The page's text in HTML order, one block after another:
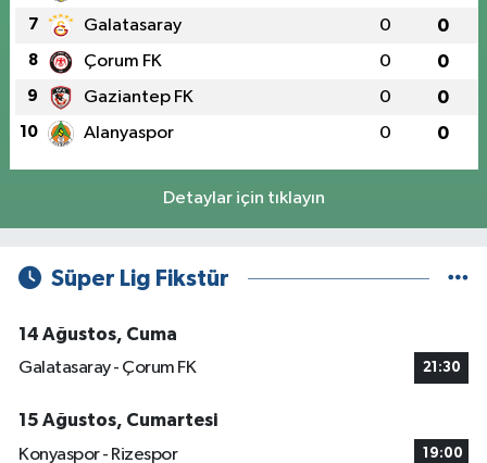
7 Galatasaray 0 0
8 Çorum FK 0 0
9 Gaziantep FK 0 0
10 Alanyaspor 0 0
Detaylar için tıklayın
Süper Lig Fikstür
14 Ağustos, Cuma
Galatasaray - Çorum FK
21:30
15 Ağustos, Cumartesi
Konyaspor - Rizespor
19:00